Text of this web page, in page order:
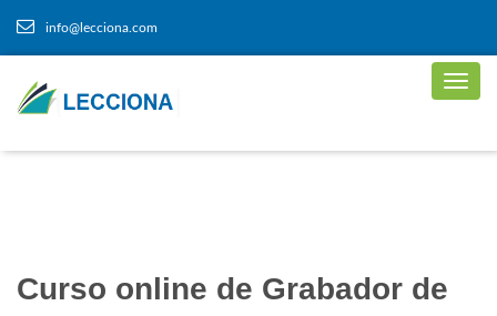
info@lecciona.com
Curso online de Grabador de